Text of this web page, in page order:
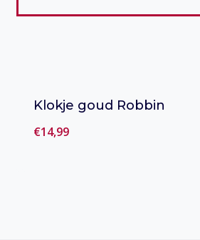
Klokje goud Robbin
€14,99